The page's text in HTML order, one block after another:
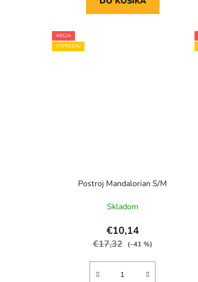
AKCIA
VÝPREDAJ
Postroj Mandalorian S/M
Skladom
€10,14
€17,32 (–41 %)